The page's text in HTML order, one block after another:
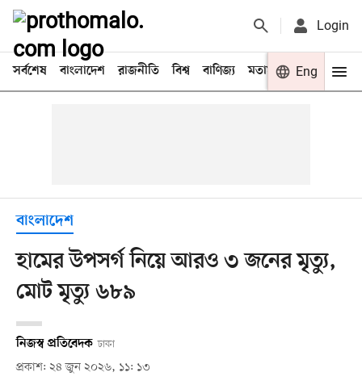
Login
সর্বশেষ বাংলাদেশ রাজনীতি বিশ্ব বাণিজ্য মতামত খেলা
Eng
বাংলাদেশ
হামের উপসর্গ নিয়ে আরও ৩ জনের মৃত্যু,
মোট মৃত্যু ৬৮৯
নিজস্ব প্রতিবেদক ঢাকা
প্রকাশ: ২৪ জুন ২০২৬, ১১: ১৩